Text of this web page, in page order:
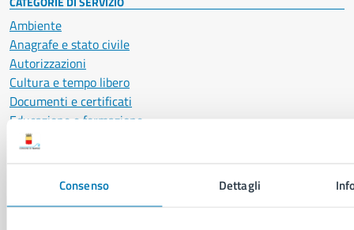
Consenso Dettagli
Ambiente
Anagrafe e stato civile
Autorizzazioni
Cultura e tempo libero
Documenti e certificati
Educazione e formazione
Giustizia e sicurezza pubblica
Salute, benessere e assistenza
Servizi Cimiteriali